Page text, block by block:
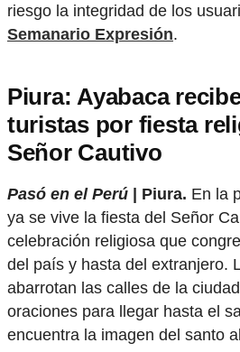
riesgo la integridad de los
Semanario Expresión.
Piura: Ayabaca
turistas por fiesta
Señor Cautivo
Pasó en el Perú | Piura. En la
ya se vive la fiesta del Señor
celebración religiosa que
del país y hasta del extranjero.
abarrotan las calles de la
oraciones para llegar hasta el
encuentra la imagen del santo